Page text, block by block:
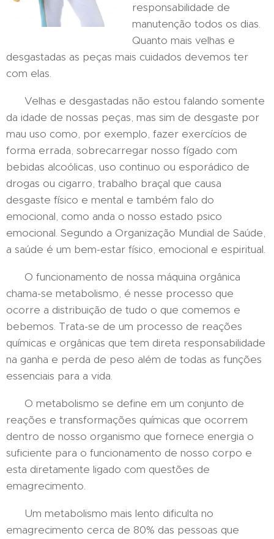
responsabilidade de
manutenção todos os dias.
Quanto mais velhas e
desgastadas as peças mais cuidados devemos ter
com elas.
Velhas e desgastadas não estou falando somente
da idade de nossas peças, mas sim de desgaste por
mau uso como, por exemplo, fazer exercícios de
forma errada, sobrecarregar nosso fígado com
bebidas alcoólicas, uso continuo ou esporádico de
drogas ou cigarro, trabalho braçal que causa
desgaste físico e mental e também falo do
emocional, como anda o nosso estado psico
emocional. Segundo a Organização Mundial de Saúde,
a saúde é um bem-estar físico, emocional e espiritual.
O funcionamento de nossa máquina orgânica
chama-se metabolismo, é nesse processo que
ocorre a distribuição de tudo o que comemos e
bebemos. Trata-se de um processo de reações
químicas e orgânicas que tem direta responsabilidade
na ganha e perda de peso além de todas as funções
essenciais para a vida.
O metabolismo se define em um conjunto de
reações e transformações químicas que ocorrem
dentro de nosso organismo que fornece energia o
suficiente para o funcionamento de nosso corpo e
esta diretamente ligado com questões de
emagrecimento.
Um metabolismo mais lento dificulta no
emagrecimento cerca de 80% das pessoas que